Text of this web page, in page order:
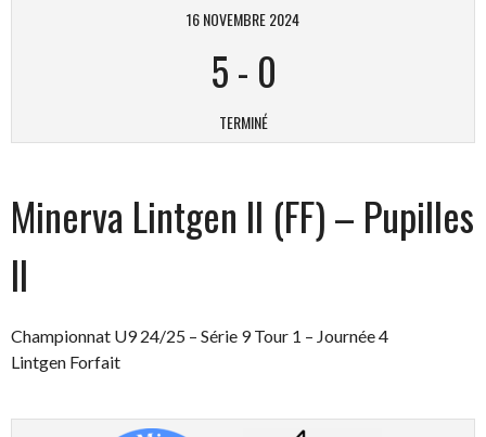
16 NOVEMBRE 2024
5- 0
TERMINÉ
Minerva Lintgen II (FF) – Pupilles
II
Championnat U9 24/25 – Série 9 Tour 1 – Journée 4
Lintgen Forfait